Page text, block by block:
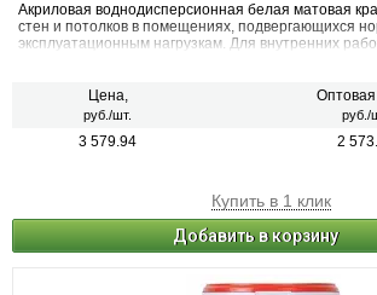
Акриловая воднодисперсионная белая матовая
стен и потолков в помещениях, подвергающихся
эксплуатационным нагрузкам. Для внутренних
Цена,
руб./шт. руб./
3 579.94 2
Купить в 1 клик
Добавить в корзину